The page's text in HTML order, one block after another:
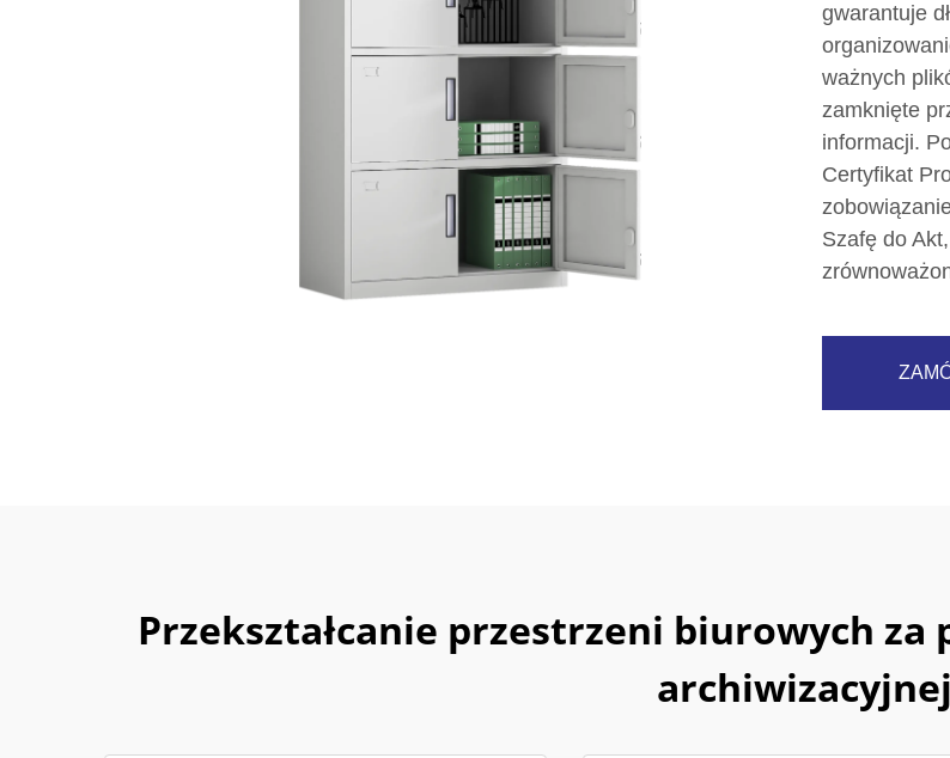
gwarantuje
ważnych
zamknięte
informacji.
Certyfikat
Szafę do
Przekształcanie przestrzeni biurowych za
archiwizacyjnej